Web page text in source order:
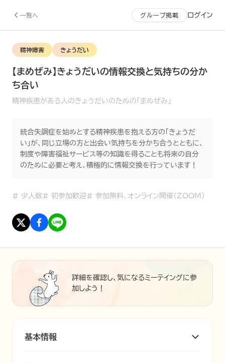
一覧へ グループ掲載 ログイン
精神障害 きょうだい
【まめぜみ】きょうだいの情報交換と気持ちの分か
ち合い
精神疾患がある人のきょうだいのための「まめぜみ」
統合失調症を始めとする精神疾患を抱える方の「きょうだ
い」が、同じ立場の方と出会い気持ちを分かち合うとともに、
制度や障害福祉サービス等の知識を得ることも将来の自分
のために必要と考え、積極的に情報交換を行っています！
# 少人数# 初参加歓迎# 参加無料、オンライン開催（ZOOM）
詳細を確認し、気になるミーテイングに参
加しよう！
基本情報